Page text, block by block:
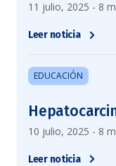
11 julio, 2025 - 8
Leer noticia
EDUCACIÓN
10 julio, 2025 - 8
Leer noticia